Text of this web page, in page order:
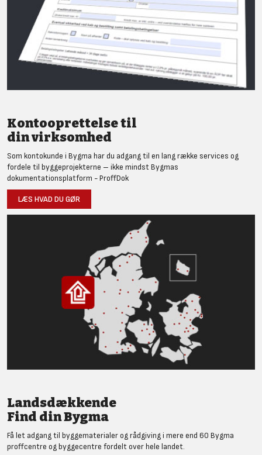
Kontooprettelse til
din virksomhed
Som kontokunde i Bygma har du adgang til en lang række services og
fordele til byggeprojekterne – ikke mindst Bygmas
dokumentationsplatform - ProffDok
LÆS HVAD DU GØR
Landsdækkende
Find din Bygma
Få let adgang til byggematerialer og rådgiving i mere end 60 Bygma
proffcentre og byggecentre fordelt over hele landet.